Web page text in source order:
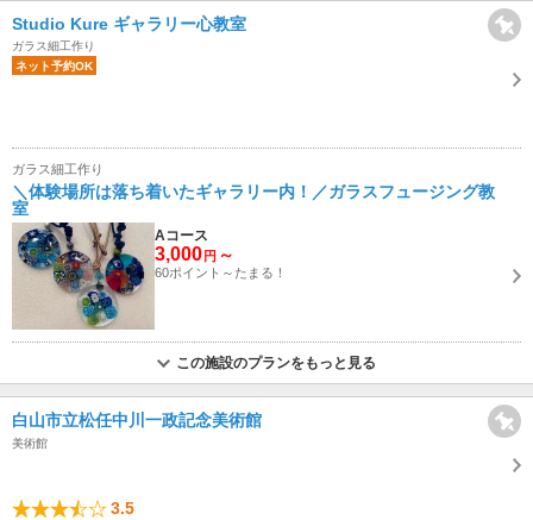
Studio Kure ギャラリー心教室
ガラス細工作り
ネット予約OK
ガラス細工作り
＼体験場所は落ち着いたギャラリー内！／ガラスフュージング教
室
Aコース
3,000 円 ～
60ポイント～たまる！
この施設のプランをもっと見る
白山市立松任中川一政記念美術館
美術館
3.5